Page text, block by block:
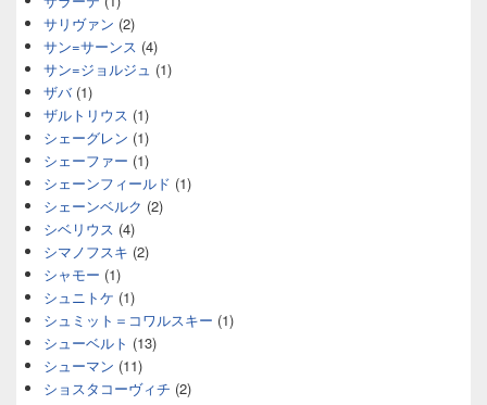
サリヴァン (2)
サン=サーンス (4)
サン=ジョルジュ (1)
ザバ(1)
ザルトリウス (1)
シェーグレン (1)
シェーファー (1)
シェーンフィールド (1)
シェーンベルク (2)
シベリウス (4)
シマノフスキ (2)
シャモー (1)
シュニトケ (1)
シュミット＝コワルスキー (1)
シューベルト (13)
シューマン (11)
ショスタコーヴィチ (2)